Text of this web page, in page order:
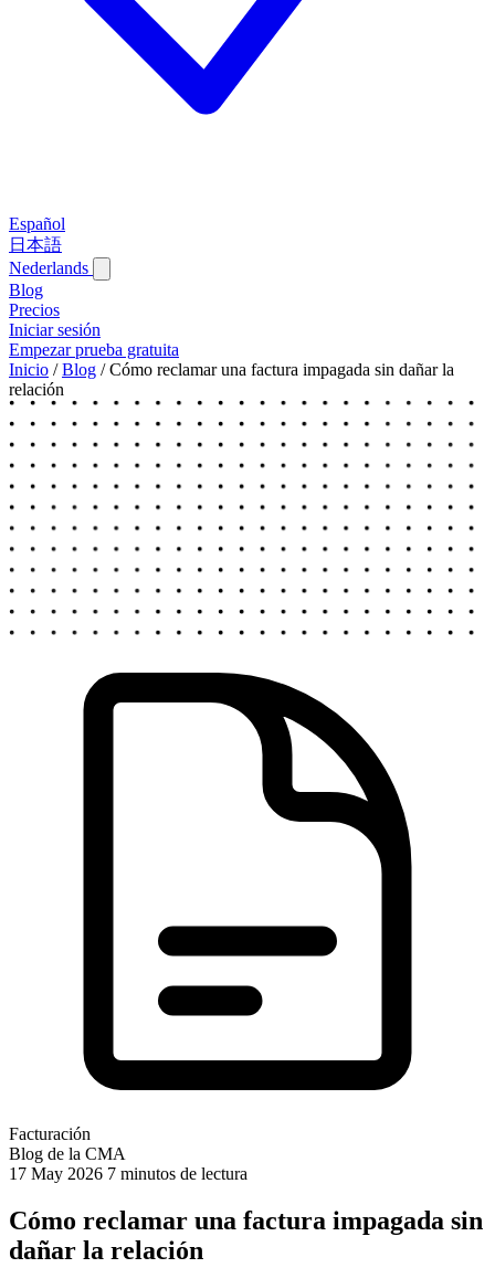
Español
日本語
Nederlands
Blog‎
Precios
Iniciar sesión
Empezar prueba gratuita
Inicio / Blog‎ / Cómo reclamar una factura impagada sin dañar la
relación
Facturación
Blog de la CMA
17 May 2026 7 minutos de lectura
Cómo reclamar una factura impagada sin
dañar la relación